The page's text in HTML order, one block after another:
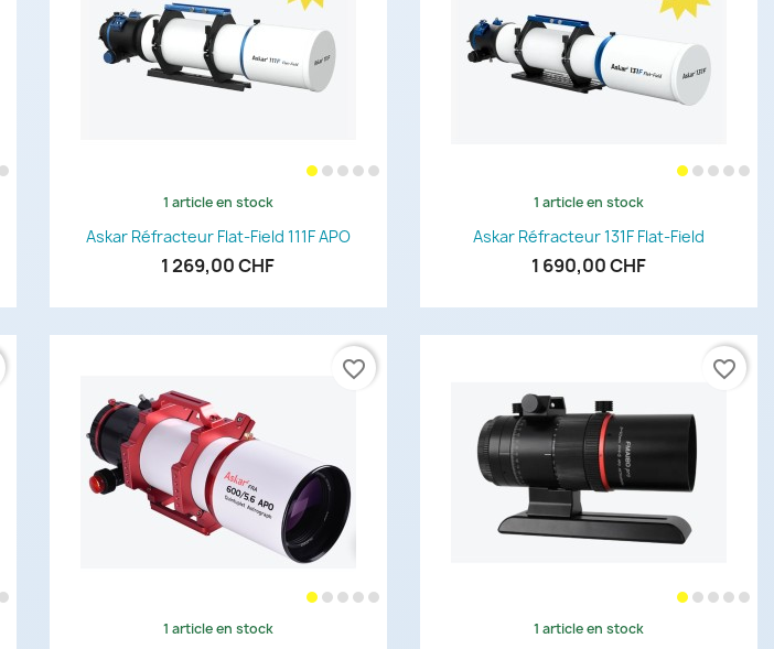
Aperçu rapide
1 article en stock
Askar Réfracteur Flat-Field 111F APO
1 269,00 CHF
Aperçu rapide
1 article en stock
Askar Réfracteur 131F Flat-Field
1 690,00 CHF
Aperçu rapide
1 article en stock
favorite_border
Aperçu rapide
1 article en stock
favorite_border